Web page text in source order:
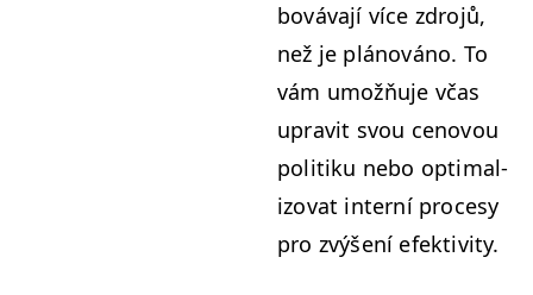
bová­va­jí více zdro­jů,
než je plánováno. To
vám umožňu­je včas
uprav­it svou cen­ovou
poli­tiku nebo opti­mal­
i­zo­vat interní pro­cesy
pro zvýšení efektivity.